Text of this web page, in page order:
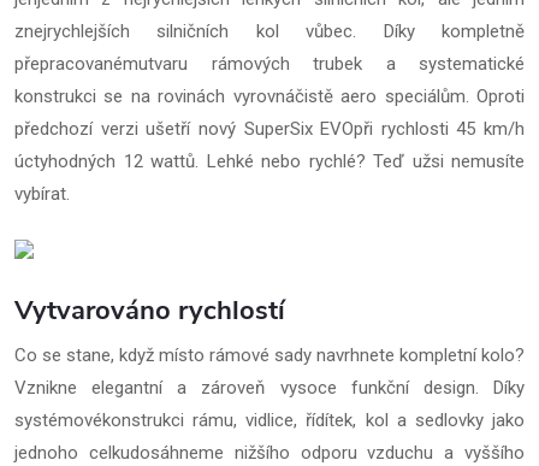
znejrychlejších silničních kol vůbec. Díky kompletně
přepracovanémutvaru rámových trubek a systematické
konstrukci se na rovinách vyrovnáčistě aero speciálům. Oproti
předchozí verzi ušetří nový SuperSix EVOpři rychlosti 45 km/h
úctyhodných 12 wattů. Lehké nebo rychlé? Teď užsi nemusíte
vybírat.
Vytvarováno rychlostí
Co se stane, když místo rámové sady navrhnete kompletní kolo?
Vznikne elegantní a zároveň vysoce funkční design. Díky
systémovékonstrukci rámu, vidlice, řídítek, kol a sedlovky jako
jednoho celkudosáhneme nižšího odporu vzduchu a vyššího